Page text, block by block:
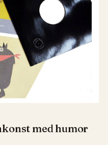
med humor